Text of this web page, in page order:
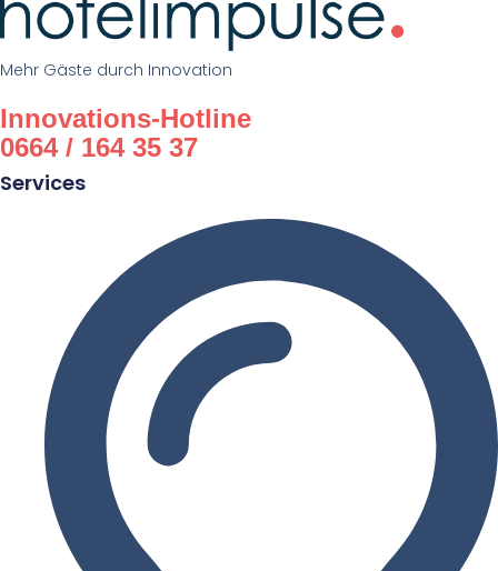
Mehr Gäste durch Innovation
Innovations-Hotline
0664 / 164 35 37
Services